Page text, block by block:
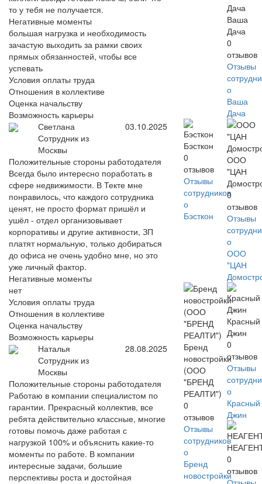
то у тебя не получается.
Негативные моменты
большая нагрузка и необходимость
зачастую выходить за рамки своих
прямых обязанностей, чтобы все
успевать
Условия оплаты труда
Отношения в коллективе
Оценка начальству
Возможность карьеры
Светлана
Сотрудник из
Москвы
03.10.2025
Положительные стороны работодателя
Всегда было интересно поработать в
сфере недвижимости. В Текте мне
понравилось, что каждого сотрудника
ценят, не просто формат пришёл и
ушёл - отдел организовывает
корпоративы и другие активности, ЗП
платят нормальную, только добираться
до офиса не очень удобно мне, но это
уже личный фактор.
Негативные моменты
нет
Условия оплаты труда
Отношения в коллективе
Оценка начальству
Возможность карьеры
Наталья
Сотрудник из
Москвы
28.08.2025
Положительные стороны работодателя
Работаю в компании специалистом по
гарантии. Прекрасный коллектив, все
ребята действительно классные, многие
готовы помочь даже работая с
нагрузкой 100% и объяснить какие-то
моменты по работе. В компании
интересные задачи, большие
перспективы роста и достойная
Ваша
Дача
0
отзывов
Отзывы
о
Ваша
Дача
Бэсткон
0
отзывов
Отзывы
сотрудников
о
Бэсткон
ООО
"ЦАН
0
отзывов
Отзывы
о
ООО
"ЦАН
Бренд
новостройки
(ООО
"БРЕНД
РЕАЛТИ")
0
отзывов
Отзывы
сотрудников
о
Бренд
новостройки
Красный
Джин
0
отзывов
Отзывы
о
Красный
Джин
0
отзывов